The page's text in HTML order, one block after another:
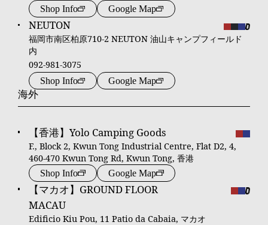
Shop Info Google Map
NEUTON
福岡市南区柏原710-2 NEUTON 油山キャンプフィールド
内
092-981-3075
Shop Info Google Map
海外
【香港】Yolo Camping Goods
F., Block 2, Kwun Tong Industrial Centre, Flat D2, 4,
460-470 Kwun Tong Rd, Kwun Tong, 香港
Shop Info Google Map
【マカオ】GROUND FLOOR
MACAU
Edificio Kiu Pou, 11 Patio da Cabaia, マカオ